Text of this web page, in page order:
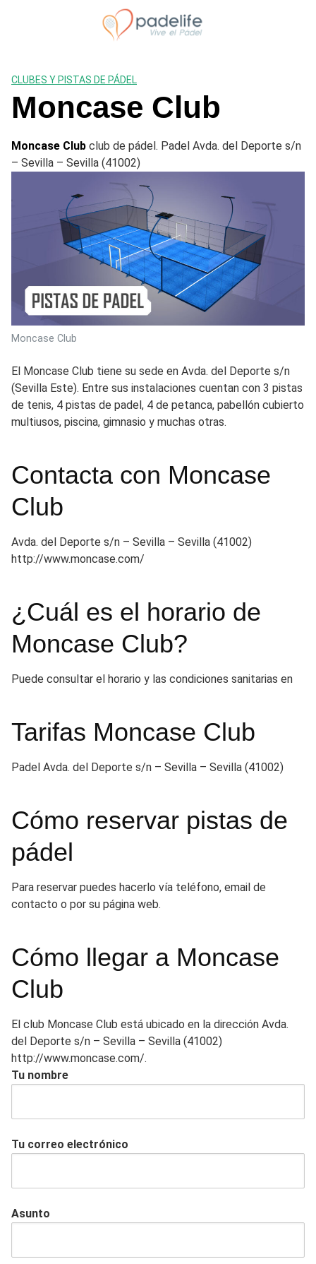
CLUBES Y PISTAS DE PÁDEL
Moncase Club
Moncase Club club de pádel. Padel Avda. del Deporte s/n
– Sevilla – Sevilla (41002)
Moncase Club
El Moncase Club tiene su sede en Avda. del Deporte s/n
(Sevilla Este). Entre sus instalaciones cuentan con 3 pistas
de tenis, 4 pistas de padel, 4 de petanca, pabellón cubierto
multiusos, piscina, gimnasio y muchas otras.
Contacta con Moncase
Club
Avda. del Deporte s/n – Sevilla – Sevilla (41002)
http://www.moncase.com/
¿Cuál es el horario de
Moncase Club?
Puede consultar el horario y las condiciones sanitarias en
Tarifas Moncase Club
Padel Avda. del Deporte s/n – Sevilla – Sevilla (41002)
Cómo reservar pistas de
pádel
Para reservar puedes hacerlo vía teléfono, email de
contacto o por su página web.
Cómo llegar a Moncase
Club
El club Moncase Club está ubicado en la dirección Avda.
del Deporte s/n – Sevilla – Sevilla (41002)
http://www.moncase.com/.
Tu nombre
Tu correo electrónico
Asunto